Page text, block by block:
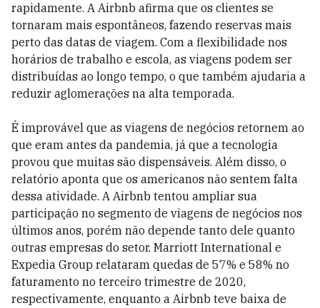
rapidamente. A Airbnb afirma que os clientes se
tornaram mais espontâneos, fazendo reservas mais
perto das datas de viagem. Com a flexibilidade nos
horários de trabalho e escola, as viagens podem ser
distribuídas ao longo tempo, o que também ajudaria a
reduzir aglomerações na alta temporada.
É improvável que as viagens de negócios retornem ao
que eram antes da pandemia, já que a tecnologia
provou que muitas são dispensáveis. Além disso, o
relatório aponta que os americanos não sentem falta
dessa atividade. A Airbnb tentou ampliar sua
participação no segmento de viagens de negócios nos
últimos anos, porém não depende tanto dele quanto
outras empresas do setor. Marriott International e
Expedia Group relataram quedas de 57% e 58% no
faturamento no terceiro trimestre de 2020,
respectivamente, enquanto a Airbnb teve baixa de